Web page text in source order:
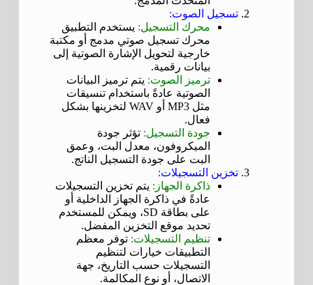
تسجيل الصوت:
محرك التسجيل: يستخدم التطبيق
محرك تسجيل صوتي مدمج أو مكتبة
خارجية لتحويل الإشارة الصوتية إلى
بيانات رقمية.
ترميز الصوت: يتم ترميز البيانات
الصوتية عادةً باستخدام تنسيقات
مثل MP3 أو WAV لتخزينها بشكل
فعال.
جودة التسجيل: تؤثر جودة
الميكروفون، معدل البت، وعمق
البت على جودة التسجيل الناتج.
تخزين التسجيلات:
ذاكرة الجهاز: يتم تخزين التسجيلات
عادةً في ذاكرة الجهاز الداخلية أو
على بطاقة SD، ويمكن للمستخدم
تحديد موقع التخزين المفضل.
تنظيم التسجيلات: توفر معظم
التطبيقات خيارات لتنظيم
التسجيلات حسب التاريخ، جهة
الاتصال، أو نوع المكالمة.